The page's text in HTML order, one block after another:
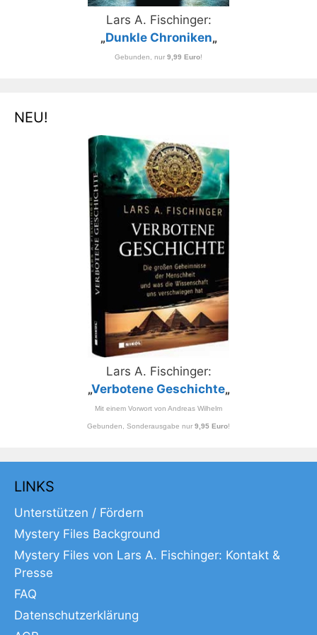
Lars A. Fischinger:
„Dunkle Chroniken„
Gebunden, nur 9,99 Euro!
NEU!
Lars A. Fischinger:
„Verbotene Geschichte„
Mit einem Vorwort von Andreas Wilhelm
Gebunden, Sonderausgabe nur 9,95 Euro!
LINKS
Unterstützen / Fördern
Mystery Files Background
Mystery Files von Lars A. Fischinger: Kontakt &
Presse
FAQ
Datenschutzerklärung